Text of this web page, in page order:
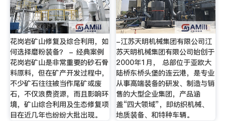
花岗岩矿山修复及综合利用，如
何选择磨粉装备？ - 经典案例
花岗岩矿山是非常重要的砂石骨
料原料，但在矿产开发过程中，
不少矿石往往被当作尾矿或废
石，不仅浪费资源，而且影响环
境，矿山综合利用及生态修复项
目在近几年也纷纷大批出现。
-江苏天明机械集团有限公司江
苏天明机械集团有限公司始创于
2000年1月， 总部位于亚欧大
陆桥东桥头堡的连云港，是专业
从事高端装备的研发、制造与销
售的大型企业集团，产品涵
盖“四大领域”，即纺织机械、
地质装备、和特种车辆。